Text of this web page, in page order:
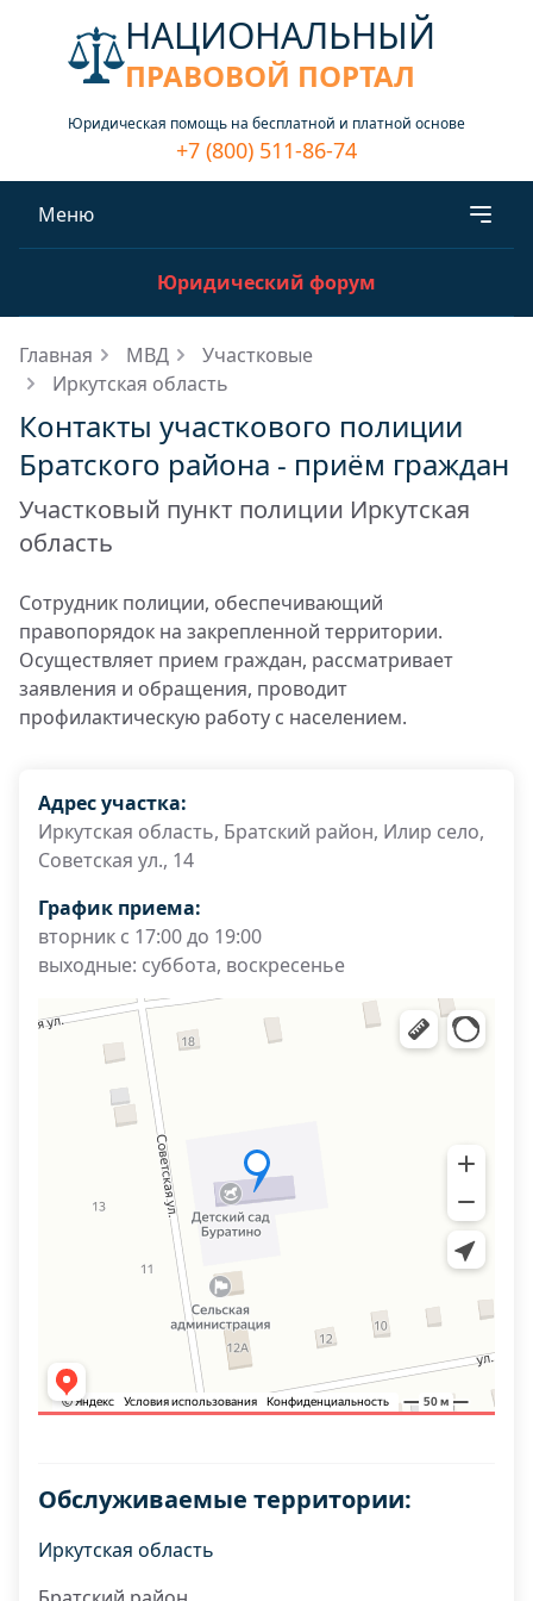
НАЦИОНАЛЬНЫЙ
ПРАВОВОЙ ПОРТАЛ
Юридическая помощь на бесплатной и платной основе
+7 (800) 511-86-74
Меню
Юридический форум
Главная МВД
Участковые
Иркутская область
Контакты участкового полиции
Братского района - приём граждан
Участковый пункт полиции Иркутская
область
Сотрудник полиции, обеспечивающий
правопорядок на закрепленной территории.
Осуществляет прием граждан, рассматривает
заявления и обращения, проводит
профилактическую работу с населением.
Адрес участка:
Иркутская область, Братский район, Илир село,
Советская ул., 14
График приема:
вторник с 17:00 до 19:00
выходные: суббота, воскресенье
Обслуживаемые территории:
Иркутская область